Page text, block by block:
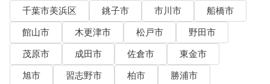
千葉市美浜区
銚子市 市川市
船橋市
館山市
木更津市 松戸市
野田市
茂原市
成田市 佐倉市
東金市
旭市
習志野市 柏市
勝浦市